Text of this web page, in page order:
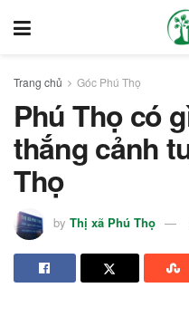
Trang chủ Góc Phú Thọ
Phú Thọ có
thắng cảnh
Thọ
by Thị xã Phú Thọ